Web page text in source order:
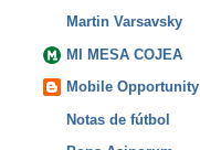
Martin Varsavsky
MI MESA COJEA
Mobile Opportunity
Notas de fútbol